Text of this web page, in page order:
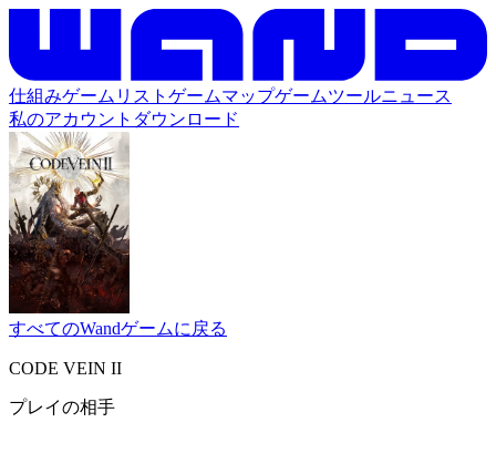
仕組みゲームリスト ゲームマップゲームツールニュース
私のアカウント ダウンロード
すべてのWandゲームに戻る
CODE VEIN II
プレイの相手